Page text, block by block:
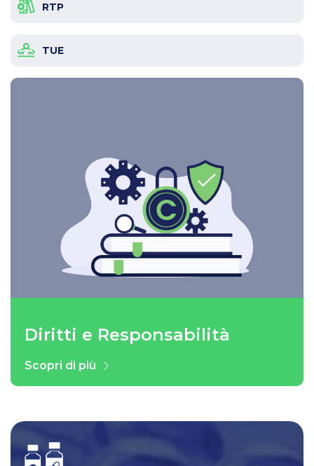
RTP
TUE
Diritti e Responsabilità
Scopri di più
Lista WADA
Scopri di più
RTP
Scopri di più
TUE
Scopri di più